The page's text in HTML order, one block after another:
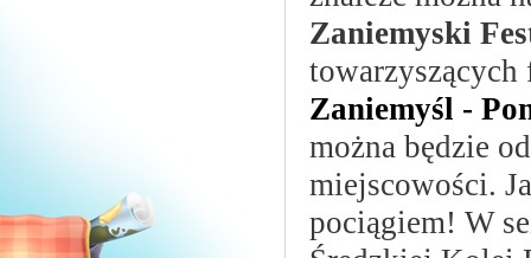
Zaniemyski
Zaniemyśl -
można będzie
miejscowości.
pociągiem! W